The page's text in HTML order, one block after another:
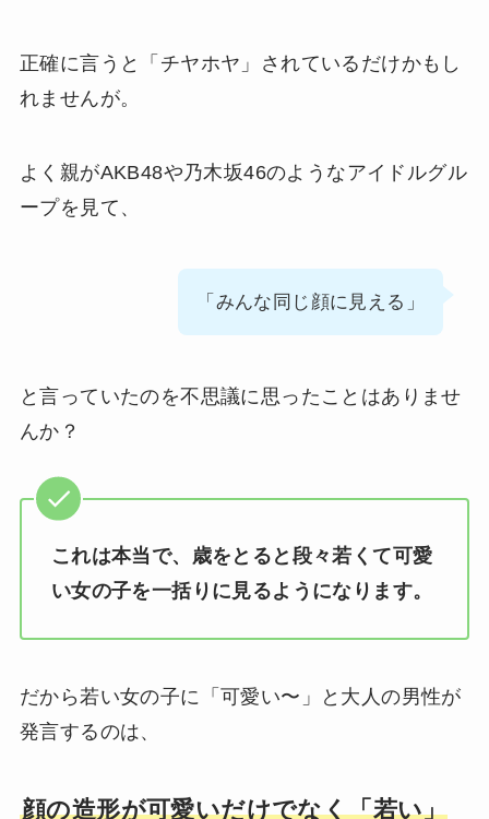
正確に言うと「チヤホヤ」されているだけかもし
れませんが。
よく親がAKB48や乃木坂46のようなアイドルグル
ープを見て、
「みんな同じ顔に見える」
と言っていたのを不思議に思ったことはありませ
んか？
これは本当で、歳をとると段々若くて可愛
い女の子を一括りに見るようになります。
だから若い女の子に「可愛い〜」と大人の男性が
発言するのは、
顔の造形が可愛いだけでなく「若い」